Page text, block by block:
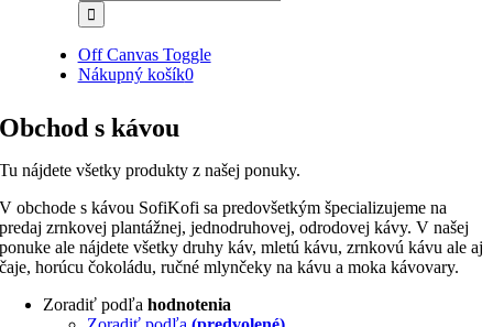
Off Canvas Toggle
Nákupný košík0
Obchod s kávou
Tu nájdete všetky produkty z našej ponuky.
V obchode s kávou SofiKofi sa predovšetkým špecializujeme na
predaj zrnkovej plantážnej, jednodruhovej, odrodovej kávy. V našej
ponuke ale nájdete všetky druhy káv, mletú kávu, zrnkovú kávu ale aj
čaje, horúcu čokoládu, ručné mlynčeky na kávu a moka kávovary.
Zoradiť podľahodnotenia